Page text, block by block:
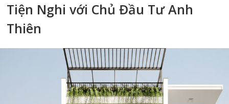
Tiện Nghi với Chủ Đầu Tư Anh
Thiên